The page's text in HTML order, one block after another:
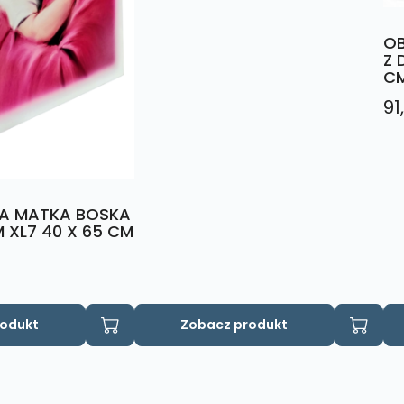
MATKA BOSKA
XL7 40 X 65 CM
Zobacz produkt
Z